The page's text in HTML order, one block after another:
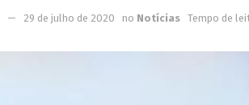
29 de julho de 2020 no Notícias Tempo de